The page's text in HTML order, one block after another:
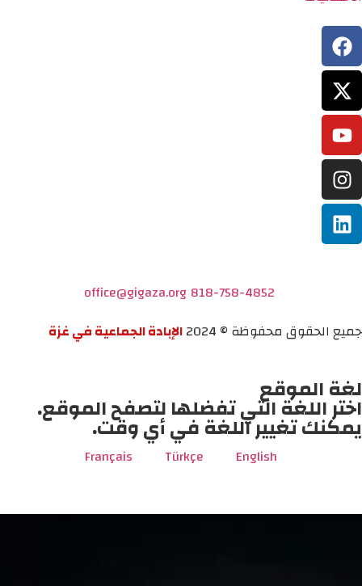
818-758-4852
office@gigaza.org
جميع الحقوق محفوظة © 2024
الإبادة الجماعية في غزة
لغة الموقع
اختر اللغة التي تفضلها لتصفح الموقع.
يمكنك تغيير اللغة في أي وقت.
English
Türkçe
Français